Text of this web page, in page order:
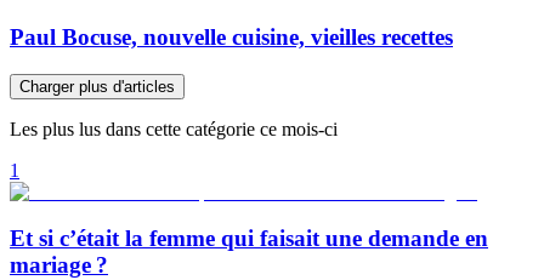
Paul Bocuse, nouvelle cuisine, vieilles recettes
Charger plus d'articles
Les plus lus dans cette catégorie ce mois-ci
1
Et si c’était la femme qui faisait une demande en
mariage ?